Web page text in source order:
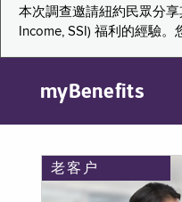
本次調查邀請紐約民眾分享
Income, SSI) 福利的經驗
myBenefits
老客户